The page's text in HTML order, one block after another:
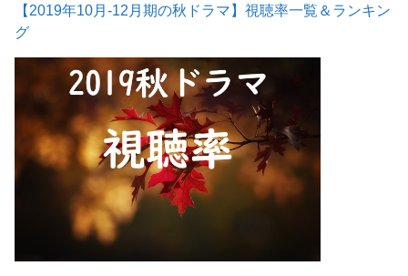
【2019年10月-12月期の秋ドラマ】視聴率一覧＆ランキン
グ